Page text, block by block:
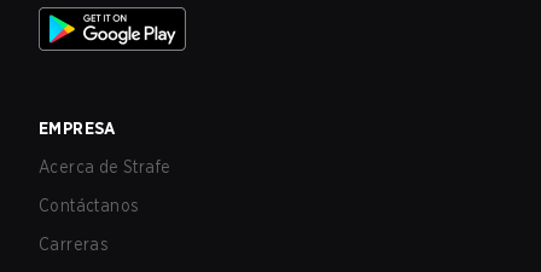
EMPRESA
Acerca de Strafe
Contáctanos
Carreras